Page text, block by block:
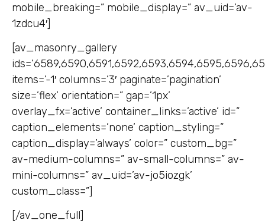
mobile_breaking=” mobile_display=” av_uid=’av-
1zdcu4′]
[av_masonry_gallery
items=’-1′ columns=’3′ paginate=’pagination’
size=’flex’ orientation=” gap=’1px’
overlay_fx=’active’ container_links=’active’ id=”
caption_elements=’none’ caption_styling=”
caption_display=’always’ color=” custom_bg=”
av-medium-columns=” av-small-columns=” av-
mini-columns=” av_uid=’av-jo5iozgk’
custom_class=”]
[/av_one_full]